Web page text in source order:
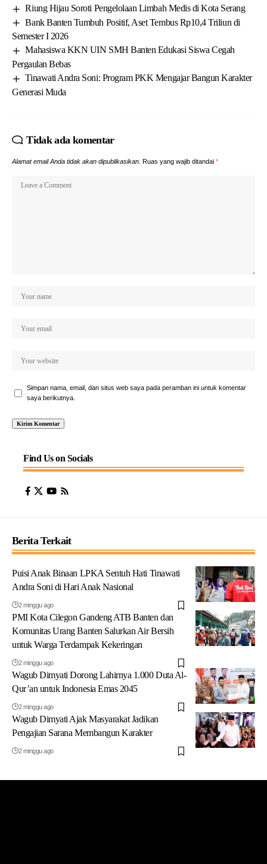
Riung Hijau Soroti Pengelolaan Limbah Medis di Kota Serang
Bank Banten Tumbuh Positif, Aset Tembus Rp10,4 Triliun di
Semester I 2026
Mahasiswa KKN UIN SMH Banten Edukasi Siswa Cegah
Pergaulan Bebas
Tinawati Andra Soni: Program PKK Mengajar Bangun Karakter
Generasi Muda
Tidak ada komentar
Alamat email Anda tidak akan dipublikasikan. Ruas yang wajib ditandai *
Simpan nama, email, dan situs web saya pada peramban ini untuk komentar
saya berikutnya.
Find Us on Socials
Berita Terkait
Puisi Anak Binaan LPKA Sentuh Hati Tinawati
Andra Soni di Hari Anak Nasional
2 minggu ago
PMI Kota Cilegon Gandeng ATB Banten dan
Komunitas Urang Banten Salurkan Air Bersih
untuk Warga Terdampak Kekeringan
2 minggu ago
Wagub Dimyati Dorong Lahirnya 1.000 Duta Al-
Qur’an untuk Indonesia Emas 2045
2 minggu ago
Wagub Dimyati Ajak Masyarakat Jadikan
Pengajian Sarana Membangun Karakter
2 minggu ago